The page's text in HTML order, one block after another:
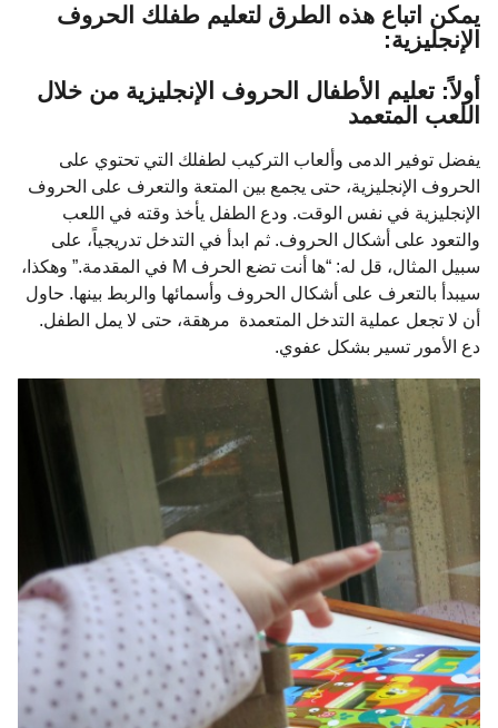
يمكن اتباع هذه الطرق لتعليم طفلك الحروف
الإنجليزية:
أولاً: تعليم الأطفال الحروف الإنجليزية من خلال
اللعب المتعمد
يفضل توفير الدمى وألعاب التركيب لطفلك التي تحتوي على
الحروف الإنجليزية، حتى يجمع بين المتعة والتعرف على الحروف
الإنجليزية في نفس الوقت. ودع الطفل يأخذ وقته في اللعب
والتعود على أشكال الحروف. ثم ابدأ في التدخل تدريجياً، على
سبيل المثال، قل له: “ها أنت تضع الحرف M في المقدمة.” وهكذا،
سيبدأ بالتعرف على أشكال الحروف وأسمائها والربط بينها. حاول
أن لا تجعل عملية التدخل المتعمدة مرهقة، حتى لا يمل الطفل.
دع الأمور تسير بشكل عفوي.